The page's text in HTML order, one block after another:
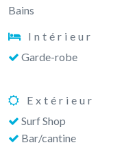
Bains
Intérieur
Garde-robe
Extérieur
Surf Shop
Bar/cantine